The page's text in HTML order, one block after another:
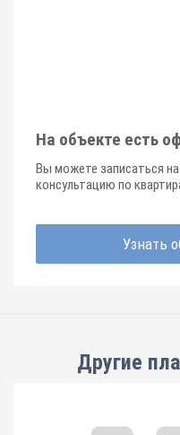
На объекте есть
Вы можете записаться
консультацию по
Узнать
Другие